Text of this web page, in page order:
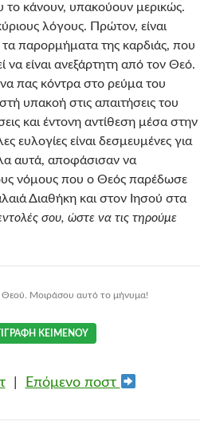
το κάνουν, υπακούουν μερικώς.
λόγους. Πρώτον, είναι
παρορμήματα της καρδιάς, που
να είναι ανεξάρτητη από τον Θεό.
πας κόντρα στο ρεύμα του
υπακοή στις απαιτήσεις του
και έντονη αντίθεση μέσα στην
ευλογίες είναι δεσμευμένες για
αυτά, αποφάσισαν να
νόμους που ο Θεός παρέδωσε
Διαθήκη και στον Ιησού στα
σου, ώστε να τις τηρούμε
Θεού. Μοιράσου αυτό το μήνυμα!
ΚΕΙΜΈΝΟΥ
| Επόμενο ποστ